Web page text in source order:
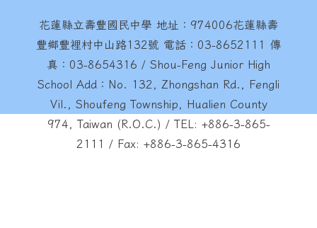
花蓮縣立壽豐國民中學 地址：974006花蓮縣壽
豐鄉豐裡村中山路132號 電話：03-8652111 傳
真：03-8654316 / Shou-Feng Junior High
School Add：No. 132, Zhongshan Rd., Fengli
Vil., Shoufeng Township, Hualien County
974, Taiwan (R.O.C.) / TEL: +886-3-865-
2111 / Fax: +886-3-865-4316